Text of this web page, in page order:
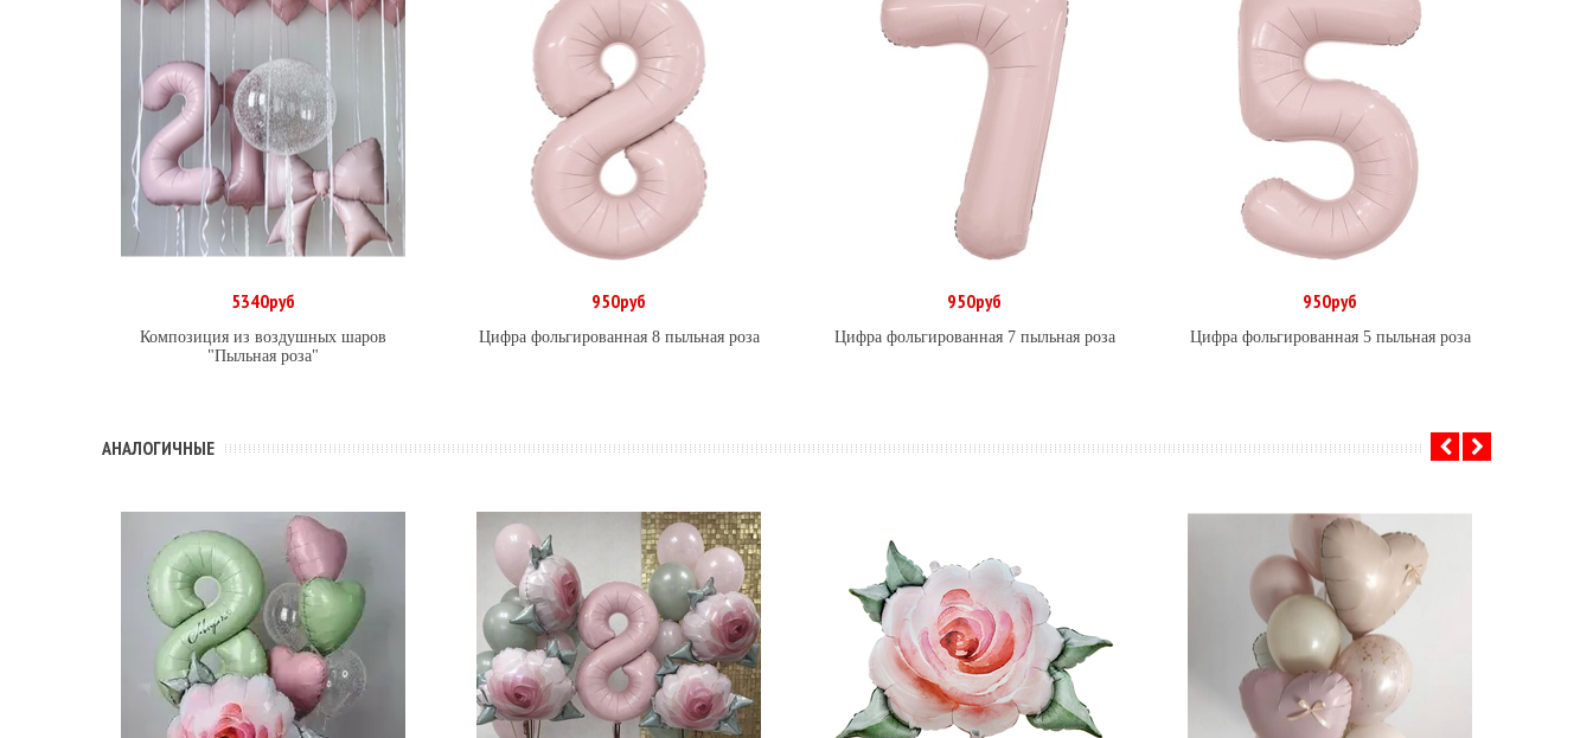
В корзину
5340руб
Композиция из воздушных шаров
"Пыльная роза"
В корзину
950руб
Цифра фольгированная 8 пыльная роза
В корзину
950руб
Цифра фольгированная 7 пыльная роза
В корзину
950руб
Цифра фольгированная 5 пыльная роза
АНАЛОГИЧНЫЕ